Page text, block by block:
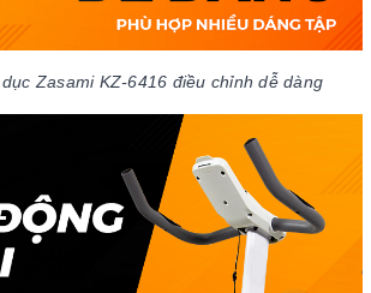
Zasami KZ-6416 điều chỉnh dễ dàng